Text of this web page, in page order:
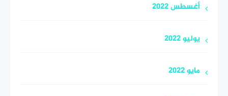
أغسطس 2022
يوليو 2022
مايو 2022